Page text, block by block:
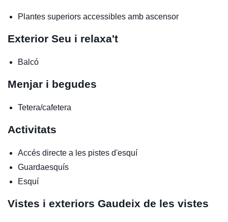
Plantes superiors accessibles amb ascensor
Exterior Seu i relaxa't
Balcó
Menjar i begudes
Tetera/cafetera
Activitats
Accés directe a les pistes d'esquí
Guardaesquís
Esquí
Vistes i exteriors Gaudeix de les vistes